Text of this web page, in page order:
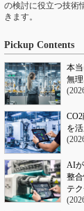
の検討に役立つ技術
きます。
Pickup Contents
本
無
を
AI
整
テ